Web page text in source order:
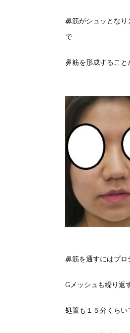
鼻筋がシュッとなり
で
鼻筋を形成すること
鼻筋を通すにはプロ
Gメッシュも繰り返
処置も１５分くらい